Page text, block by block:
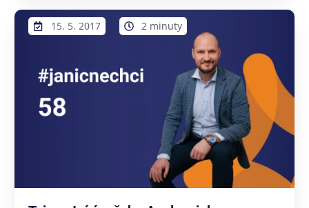
15. 5. 2017 2 minuty